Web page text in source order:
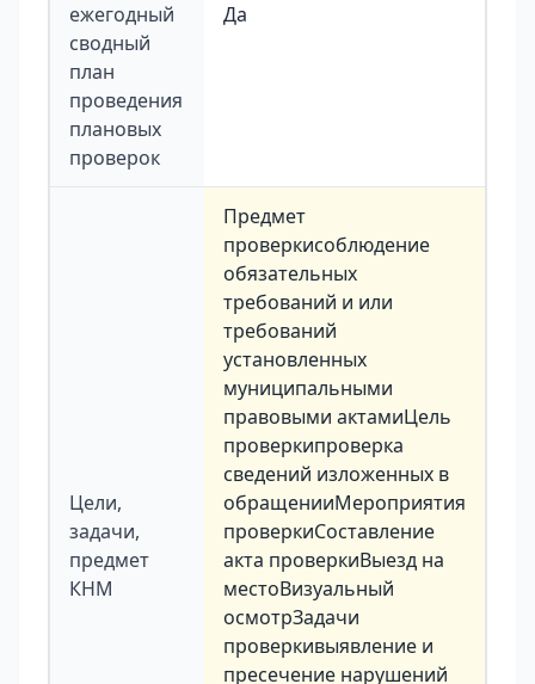
ежегодный
сводный
план
проведения
плановых
проверок
Да
Цели,
задачи,
предмет
КНМ
Предмет
проверкисоблюдение
обязательных
требований и или
требований
установленных
муниципальными
правовыми актамиЦель
проверкипроверка
сведений изложенных в
обращенииМероприятия
проверкиСоставление
акта проверкиВыезд на
местоВизуальный
осмотрЗадачи
проверкивыявление и
пресечение нарушений